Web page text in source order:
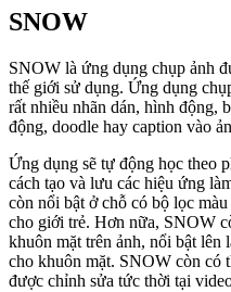
SNOW
SNOW là ứng dụng chụp ảnh
thế giới sử dụng. Ứng dụng
rất nhiều nhãn dán, hình động,
động, doodle hay caption vào
Ứng dụng sẽ tự động học theo
cách tạo và lưu các hiệu ứng
còn nổi bật ở chỗ có bộ lọc
cho giới trẻ. Hơn nữa, SNOW
khuôn mặt trên ảnh, nổi bật lên
cho khuôn mặt. SNOW còn có
được chỉnh sửa tức thời tại